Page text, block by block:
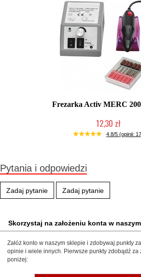
Frezarka Activ MERC
12,30 zł
Produkt wycofany
4.8/5 (opinii:
Pytania i odpowiedzi
Zadaj pytanie Zadaj pytanie
Skorzystaj na założeniu konta w
Załóż konto w naszym sklepie i zdobywaj punkty
opinie i wiele innych. Pierwsze punkty zdobądź za
poniżej: